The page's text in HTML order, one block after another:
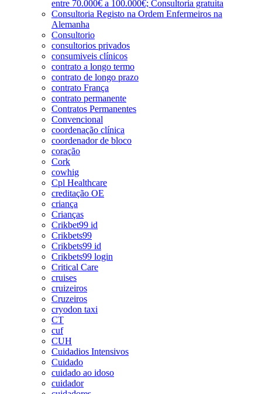
entre 70.000€ a 100.000€; Consultoria gratuita
Consultoria Registo na Ordem Enfermeiros na
Alemanha
Consultorio
consultorios privados
consumiveis clínicos
contrato a longo termo
contrato de longo prazo
contrato França
contrato permanente
Contratos Permanentes
Convencional
coordenação clínica
coordenador de bloco
coração
Cork
cowhig
Cpl Healthcare
creditação OE
criança
Crianças
Crikbet99 id
Crikbets99
Crikbets99 id
Crikbets99 login
Critical Care
cruises
cruizeiros
Cruzeiros
cryodon taxi
CT
cuf
CUH
Cuidadios Intensivos
Cuidado
cuidado ao idoso
cuidador